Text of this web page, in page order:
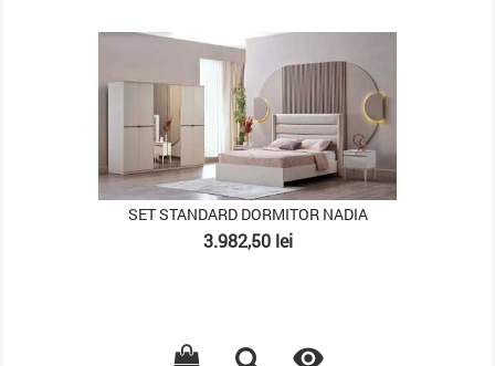
SET STANDARD DORMITOR NADIA
Pret
3.982,50 lei
